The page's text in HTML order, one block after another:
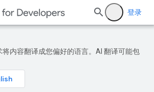
登录
将内容翻译成您偏好的语言。AI 翻译可能包